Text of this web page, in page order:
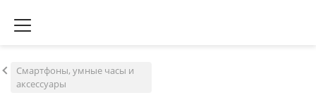
Смартфоны, умные часы и
аксессуары